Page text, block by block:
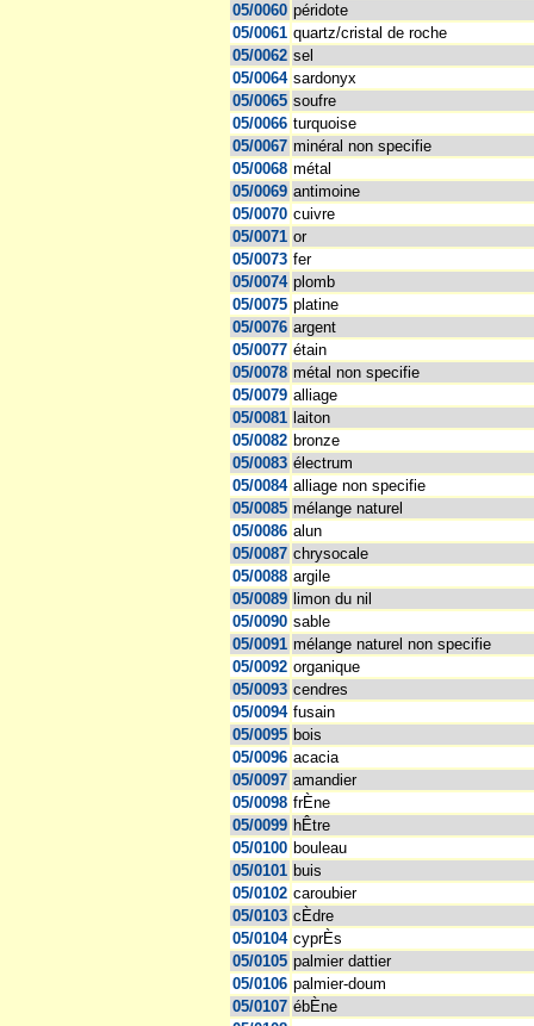
05/0060 péridote
05/0061 quartz/cristal de roche
05/0062 sel
05/0064 sardonyx
05/0065 soufre
05/0066 turquoise
05/0067 minéral non specifie
05/0068 métal
05/0069 antimoine
05/0070 cuivre
05/0071 or
05/0073 fer
05/0074 plomb
05/0075 platine
05/0076 argent
05/0077 étain
05/0078 métal non specifie
05/0079 alliage
05/0081 laiton
05/0082 bronze
05/0083 électrum
05/0084 alliage non specifie
05/0085 mélange naturel
05/0086 alun
05/0087 chrysocale
05/0088 argile
05/0089 limon du nil
05/0090 sable
05/0091 mélange naturel non specifie
05/0092 organique
05/0093 cendres
05/0094 fusain
05/0095 bois
05/0096 acacia
05/0097 amandier
05/0098 frÈne
05/0099 hÊtre
05/0100 bouleau
05/0101 buis
05/0102 caroubier
05/0103 cÈdre
05/0104 cyprÈs
05/0105 palmier dattier
05/0106 palmier-doum
05/0107 ébÈne